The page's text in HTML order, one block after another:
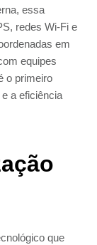
essa
redes Wi-Fi e
em
equipes
o primeiro
a eficiência
que